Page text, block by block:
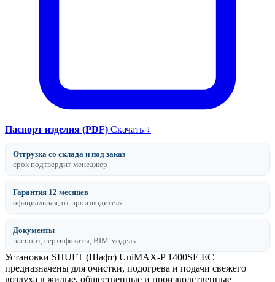
Паспорт изделия (PDF) Скачать ↓
Отгрузка со склада и под заказ
срок подтвердит менеджер
Гарантия 12 месяцев
официальная, от производителя
Документы
паспорт, сертификаты, BIM-модель
Установки SHUFT (Шафт) UniMAX-P 1400SE EC
предназначены для очистки, подогрева и подачи свежего
воздуха в жилые, общественные и производственные